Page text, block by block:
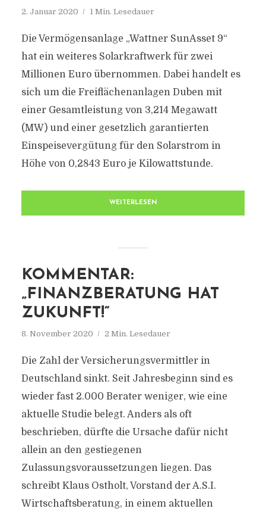
2. Januar 2020 1 Min. Lesedauer
Die Vermögensanlage „Wattner SunAsset 9“
hat ein weiteres Solarkraftwerk für zwei
Millionen Euro übernommen. Dabei handelt es
sich um die Freiflächenanlagen Duben mit
einer Gesamtleistung von 3,214 Megawatt
(MW) und einer gesetzlich garantierten
Einspeisevergütung für den Solarstrom in
Höhe von 0,2843 Euro je Kilowattstunde.
WEITERLESEN
KOMMENTAR:
„FINANZBERATUNG HAT
ZUKUNFT!“
8. November 2020 2 Min. Lesedauer
Die Zahl der Versicherungsvermittler in
Deutschland sinkt. Seit Jahresbeginn sind es
wieder fast 2.000 Berater weniger, wie eine
aktuelle Studie belegt. Anders als oft
beschrieben, dürfte die Ursache dafür nicht
allein an den gestiegenen
Zulassungsvoraussetzungen liegen. Das
schreibt Klaus Ostholt, Vorstand der A.S.I.
Wirtschaftsberatung, in einem aktuellen